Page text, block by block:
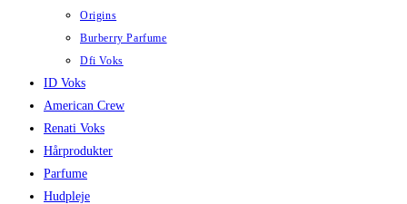
Origins
Burberry Parfume
Dfi Voks
ID Voks
American Crew
Renati Voks
Hårprodukter
Parfume
Hudpleje